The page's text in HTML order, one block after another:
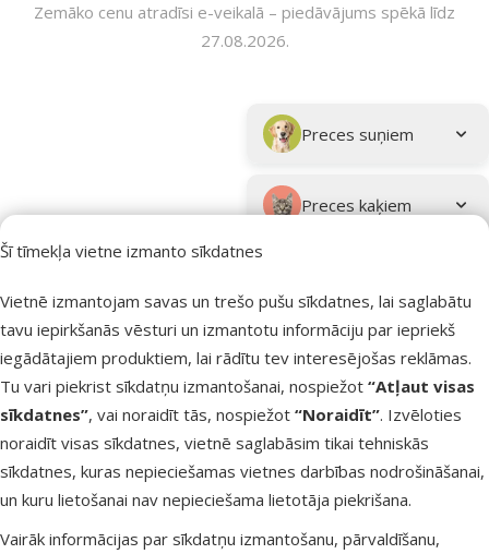
Šī tīmekļa vietne izmanto sīkdatnes
Vietnē izmantojam savas un trešo pušu sīkdatnes, lai saglabātu
tavu iepirkšanās vēsturi un izmantotu informāciju par iepriekš
iegādātajiem produktiem, lai rādītu tev interesējošas reklāmas.
Tu vari piekrist sīkdatņu izmantošanai, nospiežot “Atļaut visas
sīkdatnes”, vai noraidīt tās, nospiežot “Noraidīt”. Izvēloties
noraidīt visas sīkdatnes, vietnē saglabāsim tikai tehniskās
sīkdatnes, kuras nepieciešamas vietnes darbības nodrošināšanai,
un kuru lietošanai nav nepieciešama lietotāja piekrišana.
Vairāk informācijas par sīkdatņu izmantošanu, pārvaldīšanu,
Zemāko cenu atradīsi e-veikalā – piedāvājums spēkā līdz
27.08.2026.
Apakškategorija
Preces suņiem
Preces kaķiem
Kampaņa: Royal Canin:
Kārtot pēc
Produkti nav atrasti
eveikals@dinozoo.lv P–Pk 9:00 – 17:00